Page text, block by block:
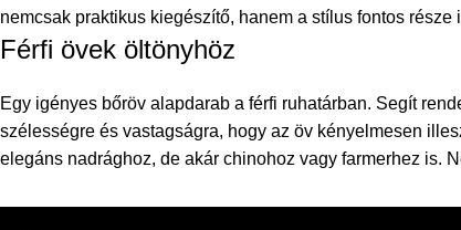
nemcsak praktikus kiegészítő, hanem a stílus fontos
Férfi övek öltönyhöz
Egy igényes bőröv alapdarab a férfi ruhatárban. Segít
szélességre és vastagságra, hogy az öv kényelmesen
elegáns nadrághoz, de akár chinohoz vagy farmerhez is.